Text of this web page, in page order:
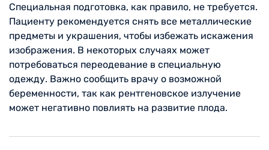
Специальная подготовка, как правило, не требуется.
Пациенту рекомендуется снять все металлические
предметы и украшения, чтобы избежать искажения
изображения. В некоторых случаях может
потребоваться переодевание в специальную
одежду. Важно сообщить врачу о возможной
беременности, так как рентгеновское излучение
может негативно повлиять на развитие плода.